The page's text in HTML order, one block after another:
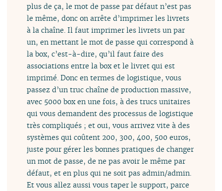
plus de ça, le mot de passe par défaut n’est pas
le même, donc on arrête d’imprimer les livrets
à la chaîne. Il faut imprimer les livrets un par
un, en mettant le mot de passe qui correspond à
la box, c’est-à-dire, qu’il faut faire des
associations entre la box et le livret qui est
imprimé. Donc en termes de logistique, vous
passez d’un truc chaîne de production massive,
avec 5000 box en une fois, à des trucs unitaires
qui vous demandent des processus de logistique
très compliqués ; et oui, vous arrivez vite à des
systèmes qui coûtent 200, 300, 400, 500 euros,
juste pour gérer les bonnes pratiques de changer
un mot de passe, de ne pas avoir le même par
défaut, et en plus qui ne soit pas admin/admin.
Et vous allez aussi vous taper le support, parce